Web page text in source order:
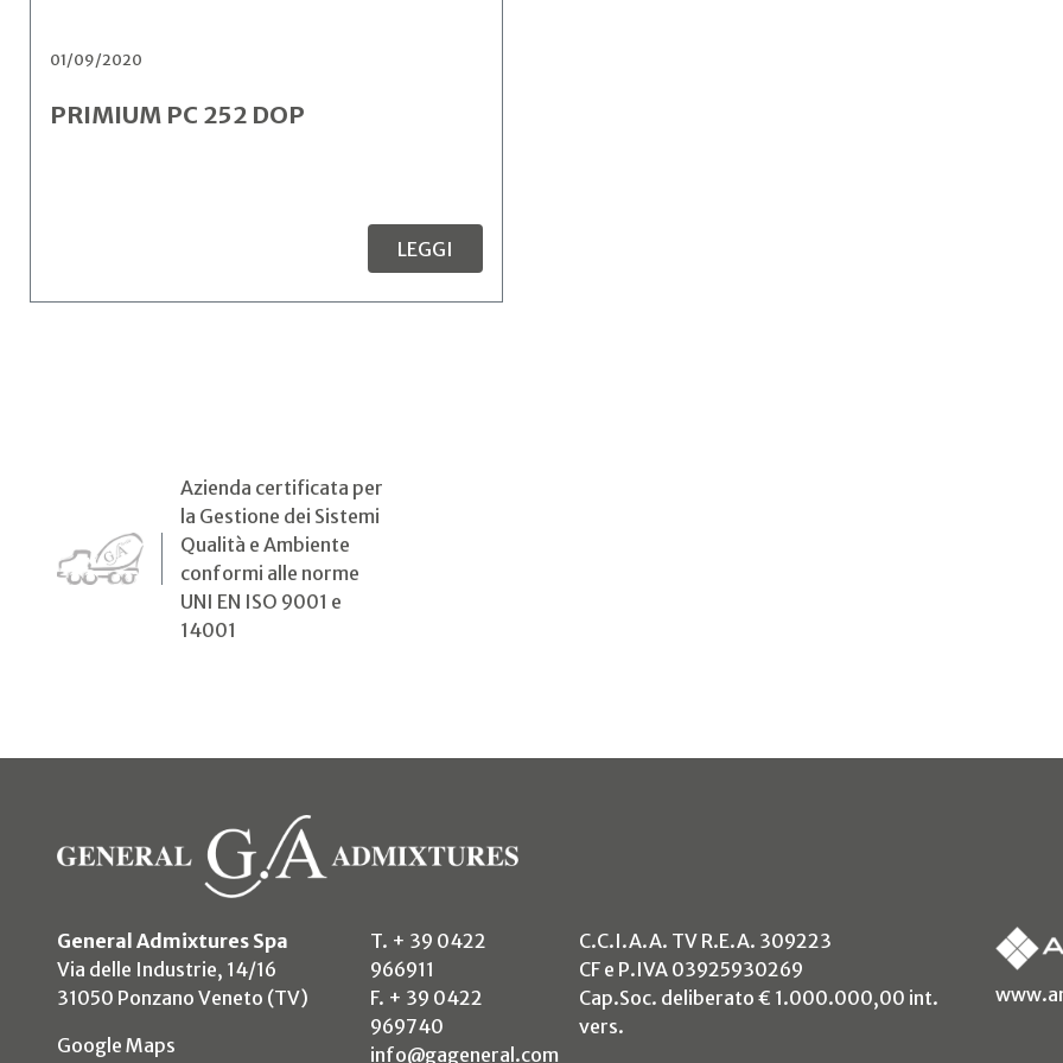
01/09/2020
PRIMIUM PC 252 DOP
LEGGI
Azienda certificata per
la Gestione dei Sistemi
Qualità e Ambiente
conformi alle norme
UNI EN ISO 9001 e
14001
General Admixtures Spa
Via delle Industrie, 14/16
31050 Ponzano Veneto (TV)
Google Maps (si apre in un nuovo tab)
T. + 39 0422
966911
F. + 39 0422
969740
info@gageneral.com
C.C.I.A.A. TV R.E.A. 309223
CF e P.IVA 03925930269
Cap.Soc. deliberato € 1.000.000,00 int.
vers.